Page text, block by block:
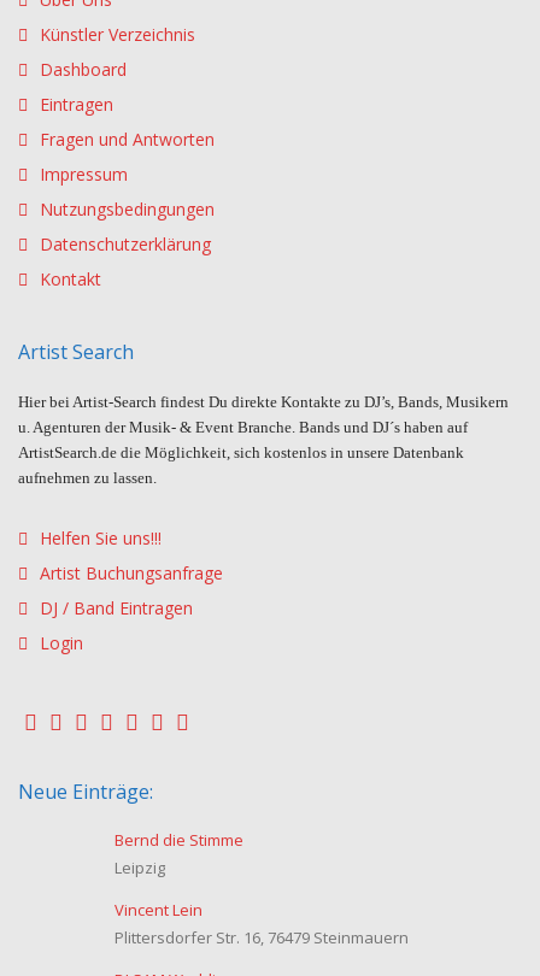
Künstler Verzeichnis
Dashboard
Eintragen
Fragen und Antworten
Impressum
Nutzungsbedingungen
Datenschutzerklärung
Kontakt
Artist Search
Hier bei Artist-Search findest Du direkte Kontakte zu DJ’s, Bands, Musikern
u. Agenturen der Musik- & Event Branche. Bands und DJ´s haben auf
ArtistSearch.de die Möglichkeit, sich kostenlos in unsere Datenbank
aufnehmen zu lassen.
Helfen Sie uns!!!
Artist Buchungsanfrage
DJ / Band Eintragen
Login
Neue Einträge:
Bernd die Stimme
Leipzig
Vincent Lein
Plittersdorfer Str. 16, 76479 Steinmauern